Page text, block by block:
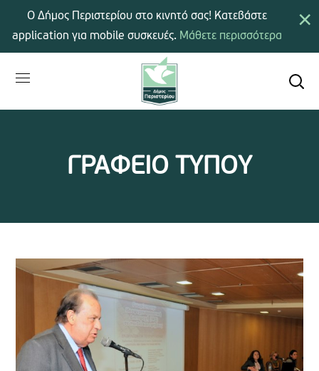
ΓΡΑΦΕΙΟ ΤΥΠΟΥ
×
Ο Δήμος Περιστερίου στο κινητό σας! Κατεβάστε
application για mobile συσκευές. Μάθετε περισσότερα